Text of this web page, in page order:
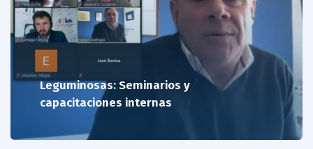
Leguminosas: Seminarios y
capacitaciones internas